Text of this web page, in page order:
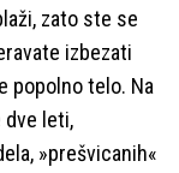
zato ste se
izbezati
popolno telo. Na
dve leti,
»prešvicanih«